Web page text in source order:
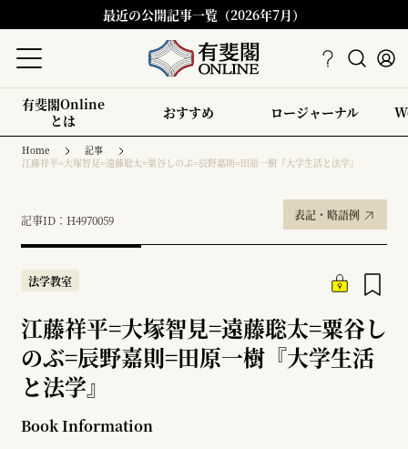
最近の公開記事一覧（2026年7月）
有斐閣Online
とは
おすすめ ロージャーナル
Home
記事
江藤祥平=大塚智見=遠藤聡太=粟谷しのぶ=辰野嘉則=田原一樹『大学生活と法学』
記事ID：H4970059 表記・略語例
法学教室
江藤祥平=大塚智見=遠藤聡太=粟谷し
のぶ=辰野嘉則=田原一樹『大学生活
と法学』
Book Information